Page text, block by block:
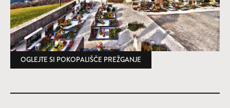
OGLEJTE SI POKOPALIŠČE PREŽGANJE